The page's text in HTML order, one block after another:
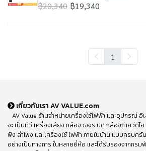
฿20,340 ฿19,340
1
เกี่ยวกับเรา AV VALUE.com
AV Value ร้านจำหน่ายเครื่องใช้ไฟฟ้า และอุปกรณ์
จะ เป็นทีวี เครื่องเสียง กล้องวงจร ปิด กล้องถ่ายวีดีโ
ฟัง ลำโพง และเครื่องใช้ ไฟฟ้า ภายในบ้าน แบบครบครั
อย่างเป็นทางการ ในหลายยี่ห้อ และได้รับรองจากกร